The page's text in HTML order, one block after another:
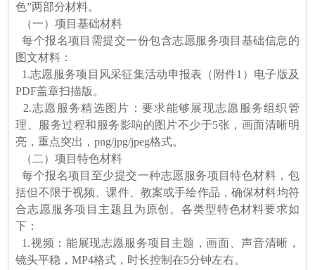
色”两部分材料。
（一）项目基础材料
每个报名项目需提交一份包含志愿服务项目基础信息的
图文材料：
1.志愿服务项目风采征集活动申报表（附件1）电子版及
PDF盖章扫描版。
2.志愿服务精选图片：要求能够展现志愿服务组织管
理、服务过程和服务影响的图片不少于5张，画面清晰明
亮，重点突出，png/jpg/jpeg格式。
（二）项目特色材料
每个报名项目至少提交一种志愿服务项目特色材料，包
括但不限于视频、课件、教案或手绘作品，确保材料均符
合志愿服务项目主题且为原创。各类型特色材料要求如
下：
1.视频：能展现志愿服务项目主题，画面、声音清晰，
镜头平稳，MP4格式，时长控制在5分钟左右。